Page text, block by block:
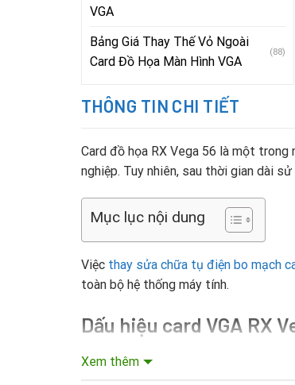
VGA
Bảng Giá Thay Thế Vỏ Ngoài
Card Đồ Họa Màn Hình VGA
(88)
THÔNG TIN CHI TIẾT
Card đồ họa RX Vega 56 là một
nghiệp. Tuy nhiên, sau thời gian dài
Mục lục nội dung
Việc thay sửa chữa tụ điện bo mạch
toàn bộ hệ thống máy tính.
Dấu hiệu card VGA RX
Bạn có thể nhận biết card đồ họa RX
Xem thêm